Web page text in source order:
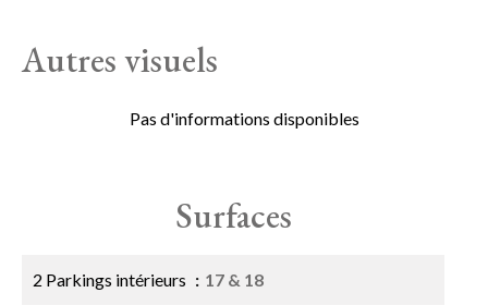
Autres visuels
Pas d'informations disponibles
Surfaces
2 Parkings intérieurs 17 & 18